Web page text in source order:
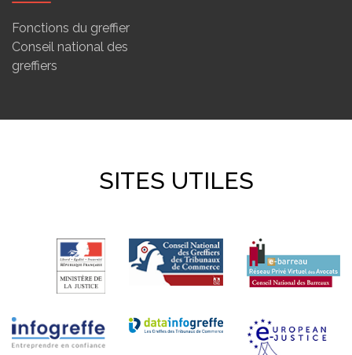
Fonctions du greffier
Conseil national des
greffiers
SITES UTILES